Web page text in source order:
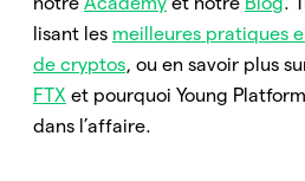
lisant les meilleures pratiques
de cryptos, ou en savoir plus
FTX et pourquoi Young
dans l’affaire.